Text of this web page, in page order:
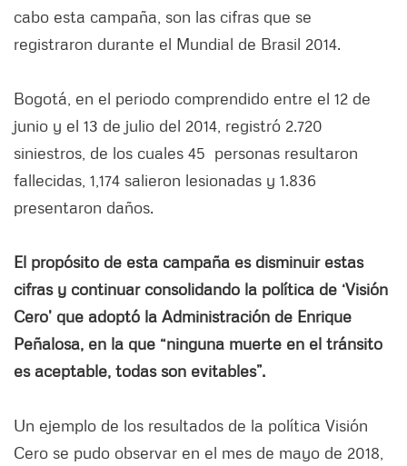
cabo esta campaña, son las cifras que se
registraron durante el Mundial de Brasil 2014.
Bogotá, en el periodo comprendido entre el 12 de
junio y el 13 de julio del 2014, registró 2.720
siniestros, de los cuales 45 personas resultaron
fallecidas, 1,174 salieron lesionadas y 1.836
presentaron daños.
El propósito de esta campaña es disminuir estas
cifras y continuar consolidando la política de ‘Visión
Cero’ que adoptó la Administración de Enrique
Peñalosa, en la que “ninguna muerte en el tránsito
es aceptable, todas son evitables”.
Un ejemplo de los resultados de la política Visión
Cero se pudo observar en el mes de mayo de 2018,